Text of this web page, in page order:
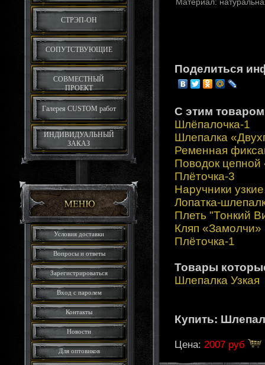
СТРЭП-ОН
СОПУТСТВУЮЩИЕ
СОВМЕСТНЫЙ
ПРОЕКТ
Галерея CUSTOM работ
ИНДИВИДУАЛЬНЫЙ
ЗАКАЗ
Условия доставки
Вопросы и ответы
Зарегистрироваться
Вход с паролем
Контакты
Новости
Для оптовиков
Материал:
Поделиться
С этим
Шлёпалочка-1
Шлепалка
Ременная
Поводок
Плёточка-3
Наручники
Лопатка-
Плеть "Тонкий
Кляп «Замолчи»
Плёточка-1
Товары
Шлепалка Узкая
Купить:
Цена: 2007 руб